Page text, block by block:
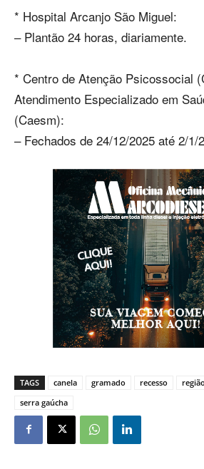
* Hospital Arcanjo São Miguel:
– Plantão 24 horas, diariamente.
* Centro de Atenção Psicossocial
Atendimento Especializado em
(Caesm):
– Fechados de 24/12/2025 até 2/1/
TAGS canela gramado recesso
serra gaúcha